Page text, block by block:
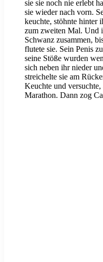
sie sie noch nie erlebt
sie wieder nach vorn.
keuchte, stöhnte hinter
zum zweiten Mal. Und
Schwanz zusammen,
flutete sie. Sein Penis
seine Stöße wurden
sich neben ihr nieder
streichelte sie am
Keuchte und
Marathon. Dann zog